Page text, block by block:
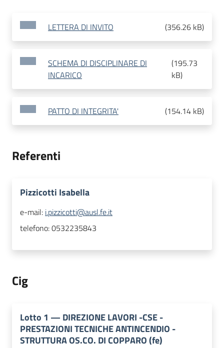
LETTERA DI INVITO (356.26 kB)
SCHEMA DI DISCIPLINARE DI
INCARICO
(195.73
kB)
PATTO DI INTEGRITA' (154.14 kB)
Referenti
Pizzicotti Isabella
e-mail: i.pizzicotti@ausl.fe.it
telefono:0532235843
Cig
Lotto 1 — DIREZIONE LAVORI -CSE -
PRESTAZIONI TECNICHE ANTINCENDIO -
STRUTTURA OS.CO. DI COPPARO (fe)